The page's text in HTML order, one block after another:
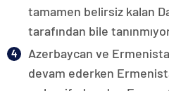
tamamen belirsiz kalan
tarafından bile
Azerbaycan ve
devam ederken